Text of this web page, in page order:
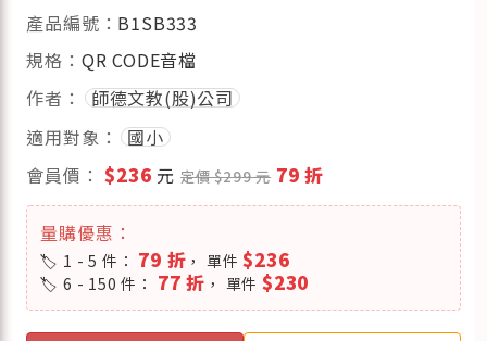
產品編號： B1SB333
規格： QR CODE音檔
作者：
師德文教(股)公司
適用對象：
國小
會員價： $236 元定價 $299 元 79 折
量購優惠：
1 - 5 件： 79 折 ， 單件$236
6 - 150 件： 77 折 ， 單件$230